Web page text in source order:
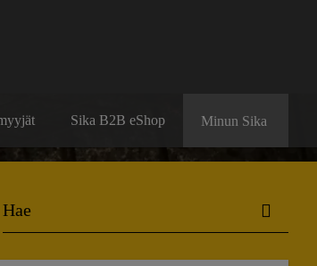
Sika B2B eShop Minun Sika